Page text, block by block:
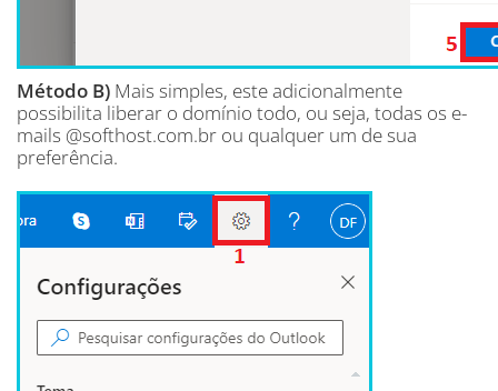
Método B) Mais simples, este adicionalmente
possibilita liberar o domínio todo, ou seja, todas os e-
mails @softhost.com.br ou qualquer um de sua
preferência.